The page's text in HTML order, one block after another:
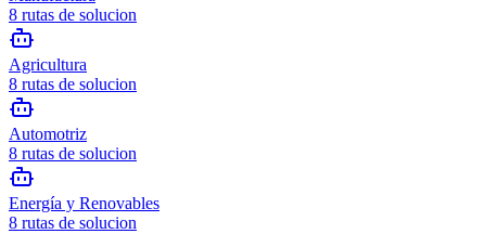
8 rutas de solucion
Agricultura
8 rutas de solucion
Automotriz
8 rutas de solucion
Energía y Renovables
8 rutas de solucion